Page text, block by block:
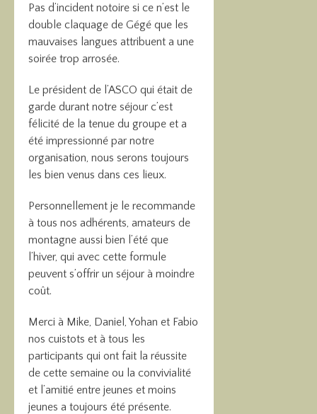
Pas d’incident notoire si ce n’est le
double claquage de Gégé que les
mauvaises langues attribuent a une
soirée trop arrosée.
Le président de l’ASCO qui était de
garde durant notre séjour c’est
félicité de la tenue du groupe et a
été impressionné par notre
organisation, nous serons toujours
les bien venus dans ces lieux.
Personnellement je le recommande
à tous nos adhérents, amateurs de
montagne aussi bien l’été que
l’hiver, qui avec cette formule
peuvent s’offrir un séjour à moindre
coût.
Merci à Mike, Daniel, Yohan et Fabio
nos cuistots et à tous les
participants qui ont fait la réussite
de cette semaine ou la convivialité
et l’amitié entre jeunes et moins
jeunes a toujours été présente.